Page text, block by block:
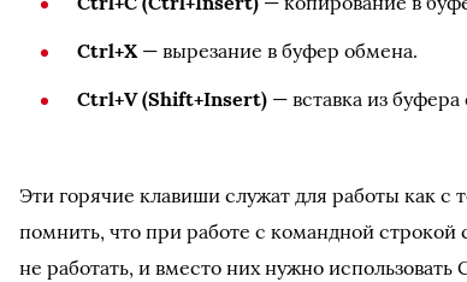
Ctrl+X— вырезание в буфер обмена.
Ctrl+V (Shift+Insert) — вставка из буфера
Эти горячие клавиши служат для работы как с
помнить, что при работе с командной строкой
не работать, и вместо них нужно